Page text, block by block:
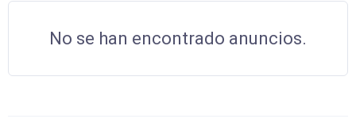
No se han encontrado anuncios.